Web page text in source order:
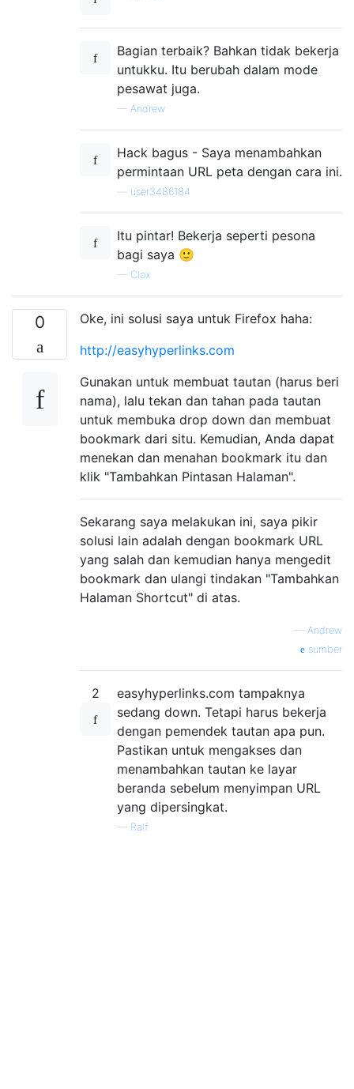
Bagian terbaik? Bahkan tidak bekerja
untukku. Itu berubah dalam mode
pesawat juga.
— Andrew
Hack bagus - Saya menambahkan
permintaan URL peta dengan cara ini.
user3486184
Itu pintar! Bekerja seperti pesona
bagi saya 🙂
— Clox
0
Oke, ini solusi saya untuk Firefox haha:
http://easyhyperlinks.com
Gunakan untuk membuat tautan (harus beri
nama), lalu tekan dan tahan pada tautan
untuk membuka drop down dan membuat
bookmark dari situ. Kemudian, Anda dapat
menekan dan menahan bookmark itu dan
klik "Tambahkan Pintasan Halaman".
Sekarang saya melakukan ini, saya pikir
solusi lain adalah dengan bookmark URL
yang salah dan kemudian hanya mengedit
bookmark dan ulangi tindakan "Tambahkan
Halaman Shortcut" di atas.
— Andrew
sumber
2
easyhyperlinks.com tampaknya
sedang down. Tetapi harus bekerja
dengan pemendek tautan apa pun.
Pastikan untuk mengakses dan
menambahkan tautan ke layar
beranda sebelum menyimpan URL
yang dipersingkat.
— Ralf